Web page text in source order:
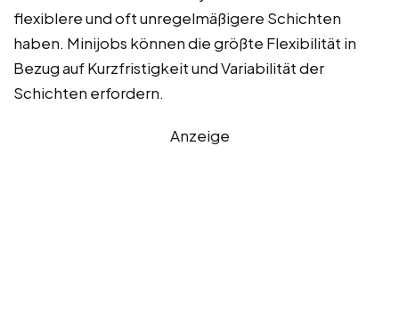
flexiblere und oft unregelmäßigere Schichten
haben. Minijobs können die größte Flexibilität in
Bezug auf Kurzfristigkeit und Variabilität der
Schichten erfordern.
Anzeige